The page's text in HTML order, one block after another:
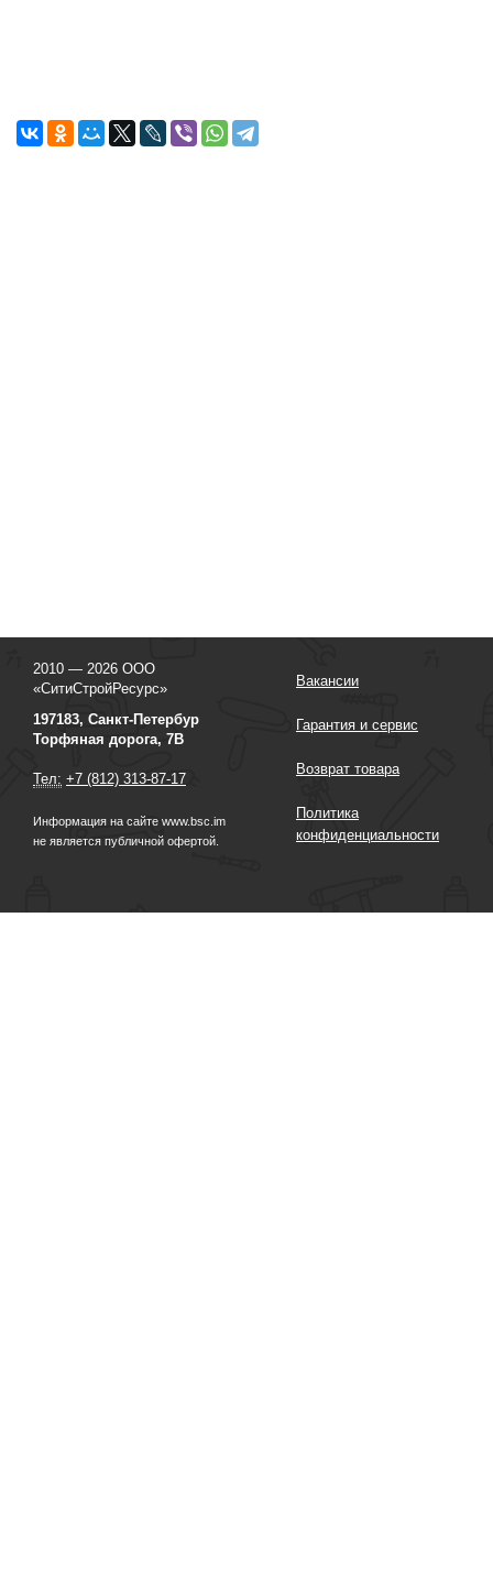
2010 — 2026 ООО
«СитиСтройРесурс»
197183, Санкт-Петербур
Торфяная дорога, 7В
Тел: +7 (812) 313-87-17
Информация на сайте www.bsc.im
не является публичной офертой.
Вакансии
Гарантия и сервис
Возврат товара
Политика
конфиденциальности